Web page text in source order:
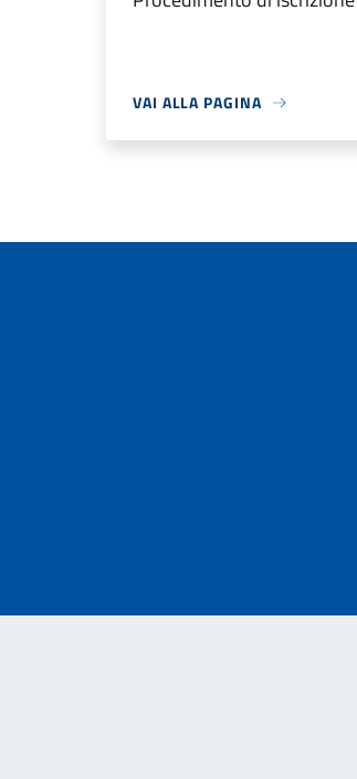
VAI ALLA PAGINA